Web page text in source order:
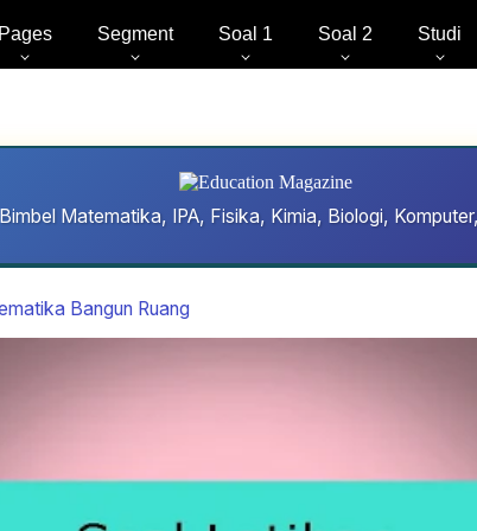
Pages Segment Soal 1 Soal 2 Studi
Matematika, IPA, Fisika, Kimia, Biologi,
Bangun Ruang